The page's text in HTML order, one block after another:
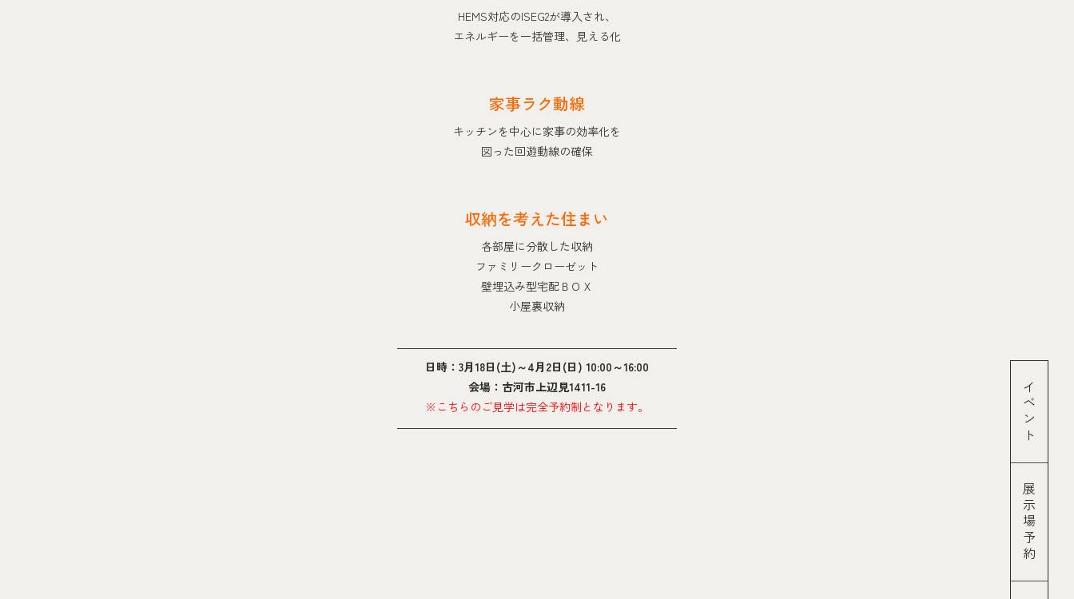
イベント
展示場予約
HEMS対応のISEG2が導入され、
エネルギーを一括管理、見える化
家事ラク動線
キッチンを中心に家事の効率化を
図った回遊動線の確保
収納を考えた住まい
各部屋に分散した収納
ファミリークローゼット
壁埋込み型宅配ＢＯＸ
小屋裏収納
―――――――――――――――――――――――――
日時：3月18日(土)～4月2日(日) 10:00～16:00
会場：古河市上辺見1411-16
※こちらのご見学は完全予約制となります。
―――――――――――――――――――――――――